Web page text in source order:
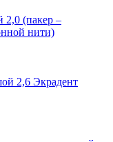
2,0 (пакер –
нити)
2,6 Экрадент